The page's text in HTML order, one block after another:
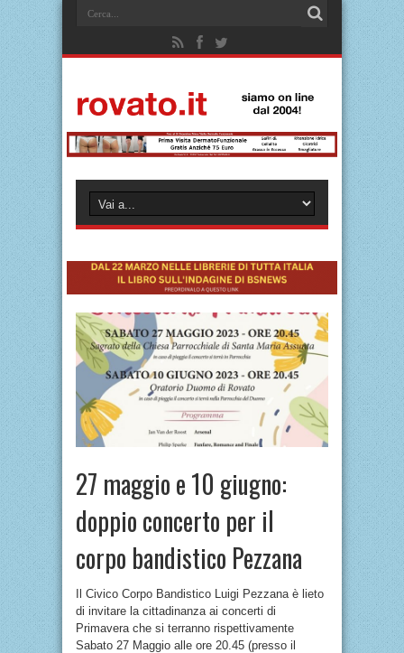
27 maggio e 10 giugno:
doppio concerto per il
corpo bandistico Pezzana
Il Civico Corpo Bandistico Luigi Pezzana è lieto
di invitare la cittadinanza ai concerti di
Primavera che si terranno rispettivamente
Sabato 27 Maggio alle ore 20.45 (presso il